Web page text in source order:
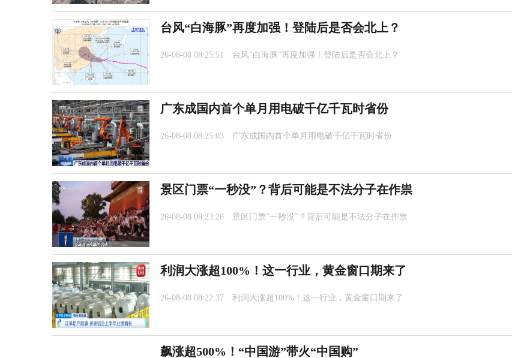
台风“白海豚”再度加强！登陆后是否会北上？
26-08-08 08:25:51 台风“白海豚”再度加强！登陆后是否会北上？
广东成国内首个单月用电破千亿千瓦时省份
26-08-08 08:25:03 广东成国内首个单月用电破千亿千瓦时省份
景区门票“一秒没”？背后可能是不法分子在作祟
26-08-08 08:23:26 景区门票“一秒没”？背后可能是不法分子在作祟
利润大涨超100%！这一行业，黄金窗口期来了
26-08-08 08:22:37 利润大涨超100%！这一行业，黄金窗口期来了
飙涨超500%！“中国游”带火“中国购”